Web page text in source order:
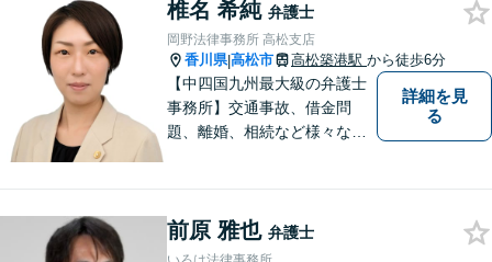
椎名 希純 弁護士
岡野法律事務所 高松支店
香川県|高松市 高松築港駅 から徒歩6分
【中四国九州最大級の弁護士
事務所】交通事故、借金問
題、離婚、相続など様々な問
い！
詳細を見
る
前原 雅也 弁護士